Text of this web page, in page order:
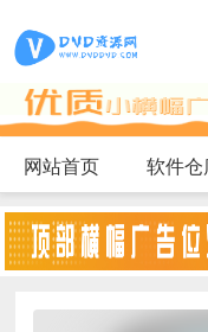
网站首页 软件仓